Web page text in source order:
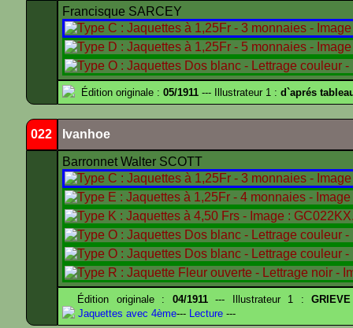
Francisque SARCEY
Édition originale : 05/1911 --- Illustrateur 1 : d`aprés
022 Ivanhoe
Barronnet Walter SCOTT
Édition originale : 04/1911--- Illustrateur 1 :
Jaquettes avec 4ème--- Lecture ---